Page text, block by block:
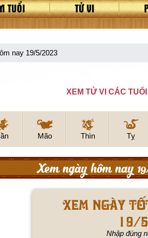
TUỔI TỬ VI
nay 19/5/2023
XEM TỬ VI CÁC
Mão Thìn Tỵ
Xem ngày hôm nay
Xem ngày
19/
Nhập đúng